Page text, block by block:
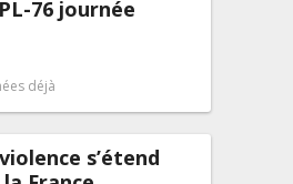
76 journée
déjà
s’étend